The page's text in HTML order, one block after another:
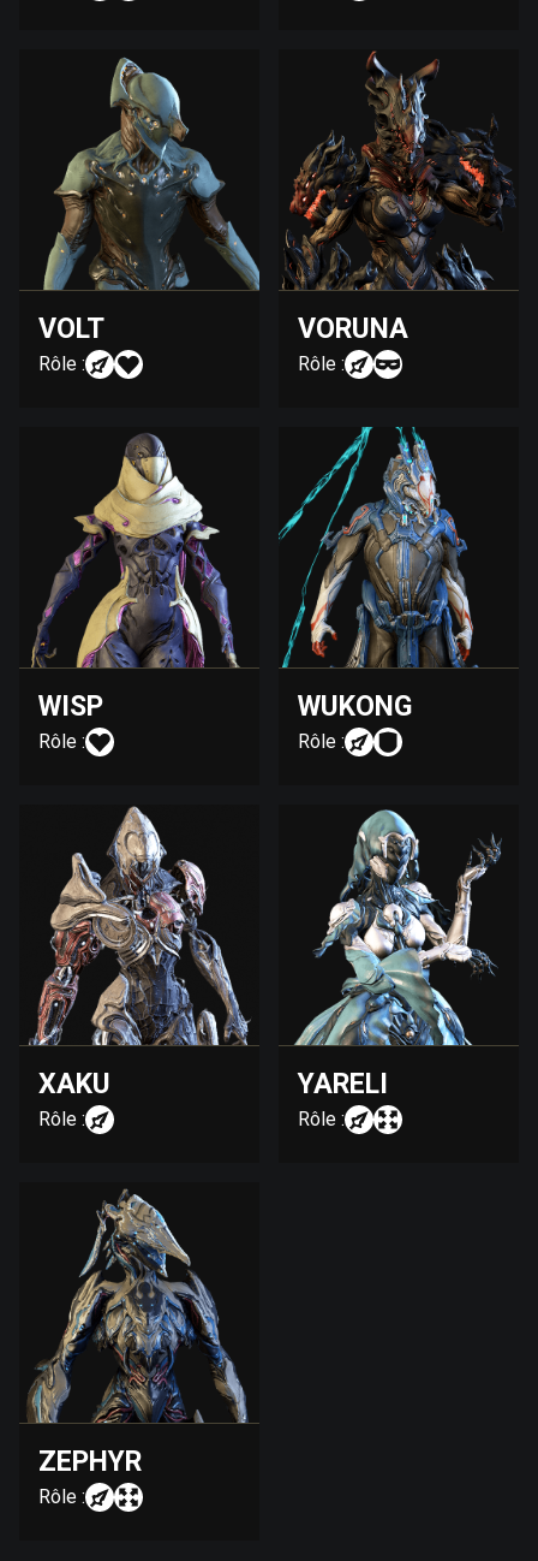
VOLT
Rôle :
VORUNA
Rôle :
WISP
Rôle :
WUKONG
Rôle :
XAKU
Rôle :
YARELI
Rôle :
ZEPHYR
Rôle :